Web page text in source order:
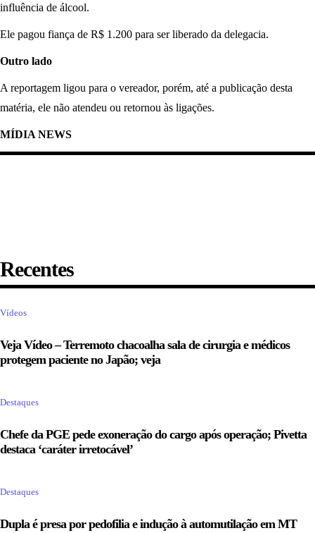
influência de álcool.
Ele pagou fiança de R$ 1.200 para ser liberado da delegacia.
Outro lado
A reportagem ligou para o vereador, porém, até a publicação desta
matéria, ele não atendeu ou retornou às ligações.
MÍDIA NEWS
Recentes
Vídeos
Veja Vídeo – Terremoto chacoalha sala de cirurgia e médicos
protegem paciente no Japão; veja
Destaques
Chefe da PGE pede exoneração do cargo após operação; Pivetta
destaca ‘caráter irretocável’
Destaques
Dupla é presa por pedofilia e indução à automutilação em MT